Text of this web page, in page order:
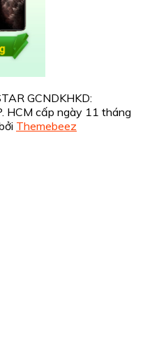
GCNDKHKD:
HCM cấp ngày 11 tháng
Themebeez